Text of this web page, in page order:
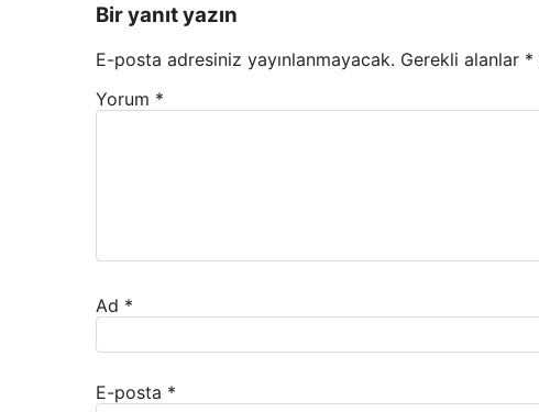
Bir yanıt yazın
E-posta adresiniz yayınlanmayacak. Gerekli alanlar *
Yorum *
Ad *
E-posta *